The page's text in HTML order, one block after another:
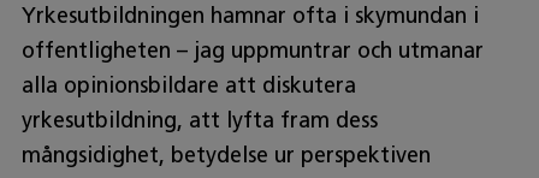
Yrkesutbildningen hamnar ofta i skymundan i
offentligheten – jag uppmuntrar och utmanar
alla opinionsbildare att diskutera
yrkesutbildning, att lyfta fram dess
mångsidighet, betydelse ur perspektiven